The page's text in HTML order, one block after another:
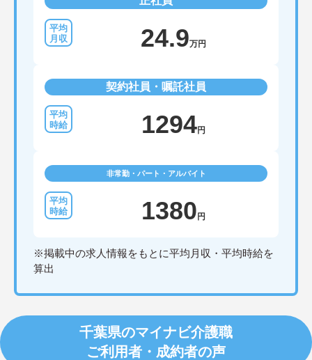
24.9万円
契約社員・嘱託社員
1294円
非常勤・パート・アルバイト
1380 円
※掲載中の求人情報をもとに平均月収・平均時給を
算出
千葉県のマイナビ介護職
ご利用者・成約者の声